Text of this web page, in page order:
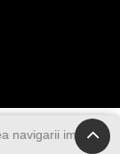
navigarii implica